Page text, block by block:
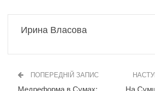
Ирина Власова
ПОПЕРЕДНІЙ ЗАПИС